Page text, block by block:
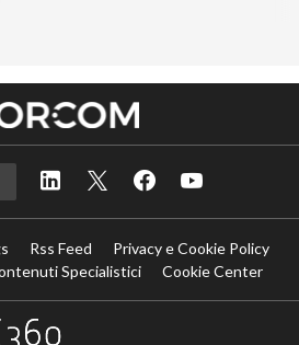
Rss Feed
Privacy e Cookie Policy
Specialistici
Cookie Center